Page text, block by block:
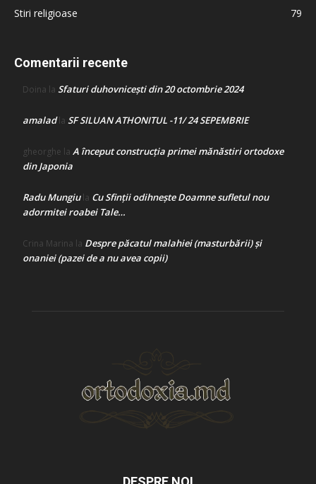
Stiri religioase
79
Comentarii recente
Doina la Sfaturi duhovnicești din 20 octombrie 2024
amaladla SF SILUAN ATHONITUL -11/ 24 SEPEMBRIE
gheorghe la A început construcţia primei mănăstiri ortodoxe
din Japonia
Radu Mungiula Cu Sfinții odihnește Doamne sufletul nou
adormitei roabei Tale…
Crina Marina la Despre păcatul malahiei (masturbării) şi
onaniei (pazei de a nu avea copii)